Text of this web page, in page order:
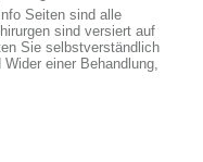
Seiten sind alle
sind versiert auf
Sie selbstverständlich
einer Behandlung,